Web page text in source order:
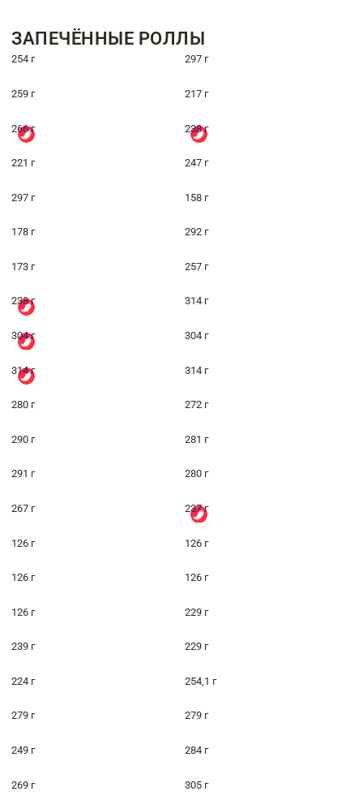
ЗАПЕЧЁННЫЕ РОЛЛЫ
254 г 297 г
259 г 217 г
266 г 238 г
221 г 247 г
297 г 158 г
178 г 292 г
173 г 257 г
238 г 314 г
304 г 304 г
314 г 314 г
280 г 272 г
290 г 281 г
291 г 280 г
267 г 237 г
126 г 126 г
126 г 126 г
126 г 229 г
239 г 229 г
224 г 254,1 г
279 г 279 г
249 г 284 г
269 г 305 г